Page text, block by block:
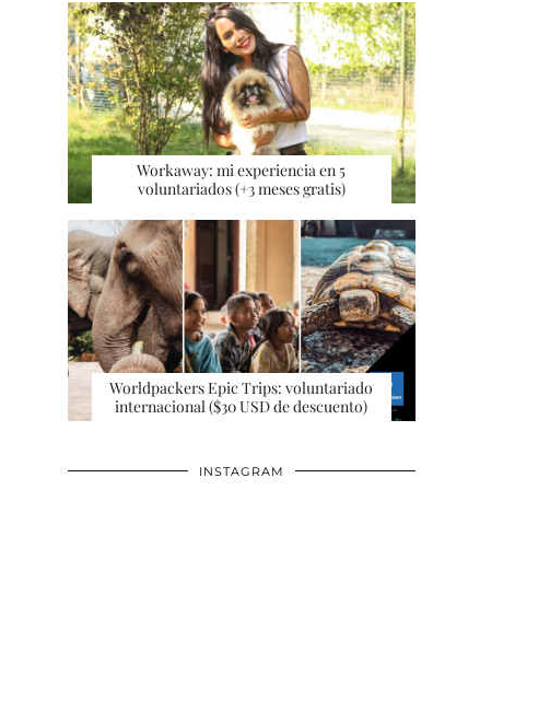
Workaway: mi experiencia en 5
voluntariados (+3 meses gratis)
Worldpackers Epic Trips: voluntariado
internacional ($30 USD de descuento)
INSTAGRAM